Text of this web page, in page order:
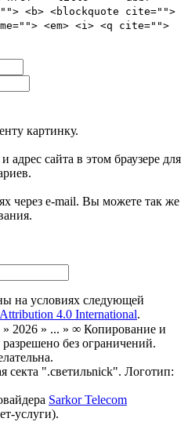
<b> <blockquote cite="">
<em> <i> <q cite="">
картинку.
адрес сайта в этом браузере для
через e-mail. Вы можете так же
на условиях следующей
4.0 International.
» 2026 » ... » ∞ Копирование и
без ограничений.
секта ".светильnick". Логотип:
Sarkor Telecom
услуги).